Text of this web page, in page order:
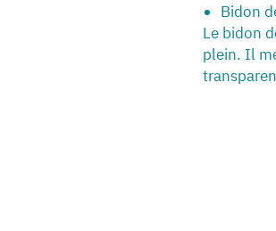
Bidon
Le bidon
plein. Il